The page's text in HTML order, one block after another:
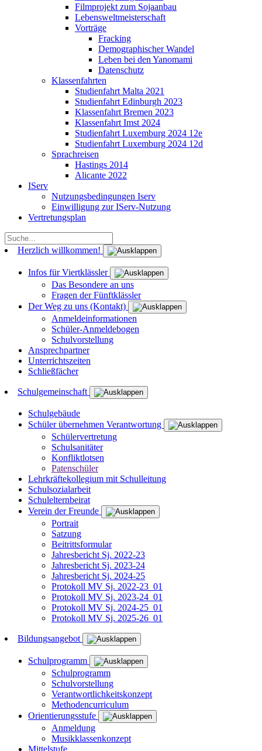
Filmprojekt zum Sojaanbau
Lebensweltmeisterschaft
Vorträge
Fracking
Demographischer Wandel
Leben bei den Yanomami
Datenschutz
Klassenfahrten
Studienfahrt Malta 2021
Studienfahrt Edinburgh 2023
Klassenfahrt Bremen 2023
Klassenfahrt Imst 2024
Studienfahrt Luxemburg 2024 12e
Studienfahrt Luxemburg 2024 12d
Sprachreisen
Hastings 2014
Alicante 2022
IServ
Nutzungsbedingungen Iserv
Einwilligung zur IServ-Nutzung
Vertretungsplan
Herzlich willkommen!
Infos für Viertklässler
Das Besondere an uns
Fragen der Fünftklässler
Der Weg zu uns (Kontakt)
Anmeldeinformationen
Schüler-Anmeldebogen
Schulvorstellung
Ansprechpartner
Unterrichtszeiten
Schließfächer
Schulgemeinschaft
Schulgebäude
Schüler übernehmen Verantwortung
Schülervertretung
Schulsanitäter
Konfliktlotsen
Patenschüler
Lehrkräftekollegium mit Schulleitung
Schulsozialarbeit
Schulelternbeirat
Verein der Freunde
Portrait
Satzung
Beitrittsformular
Jahresbericht Sj. 2022-23
Jahresbericht Sj. 2023-24
Jahresbericht Sj. 2024-25
Protokoll MV Sj. 2022-23_01
Protokoll MV Sj. 2023-24_01
Protokoll MV Sj. 2024-25_01
Protokoll MV Sj. 2025-26_01
Bildungsangebot
Schulprogramm
Schulprogramm
Schulvorstellung
Verantwortlichkeitskonzept
Methodencurriculum
Orientierungsstufe
Anmeldung
Musikklassenkonzept
Mittelstufe